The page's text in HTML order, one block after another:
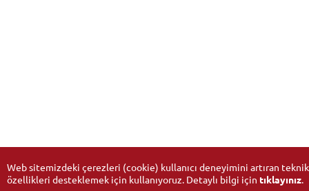
Web sitemizdeki çerezleri (cookie) kullanıcı deneyimini artıran teknik
özellikleri desteklemek için kullanıyoruz. Detaylı bilgi için tıklayınız.